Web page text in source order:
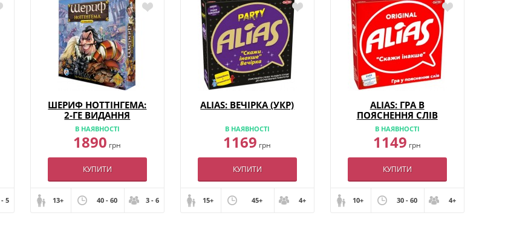
- 5
ШЕРИФ НОТТІНГЕМА:
2-ГЕ ВИДАННЯ
В НАЯВНОСТІ
1890 грн
КУПИТИ
13+ 40 - 60 3 - 6
ALIAS: ВЕЧІРКА (УКР)
В НАЯВНОСТІ
1169 грн
КУПИТИ
15+ 45+ 4+
ALIAS: ГРА В
ПОЯСНЕННЯ СЛІВ
(УКР)
В НАЯВНОСТІ
1149 грн
КУПИТИ
10+ 30 - 60 4+